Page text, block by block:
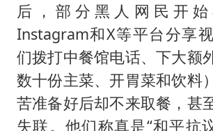
后，部分黑人网民开始
Instagram和X等平台分享
们拨打中餐馆电话、下大额
数十份主菜、开胃菜和饮料
苦准备好后却不来取餐，甚
失联。他们称真是“和平抗